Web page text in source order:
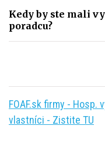
Kedy by ste mali
poradcu?
FOAF.sk firmy - Hosp.
vlastníci - Zistite TU